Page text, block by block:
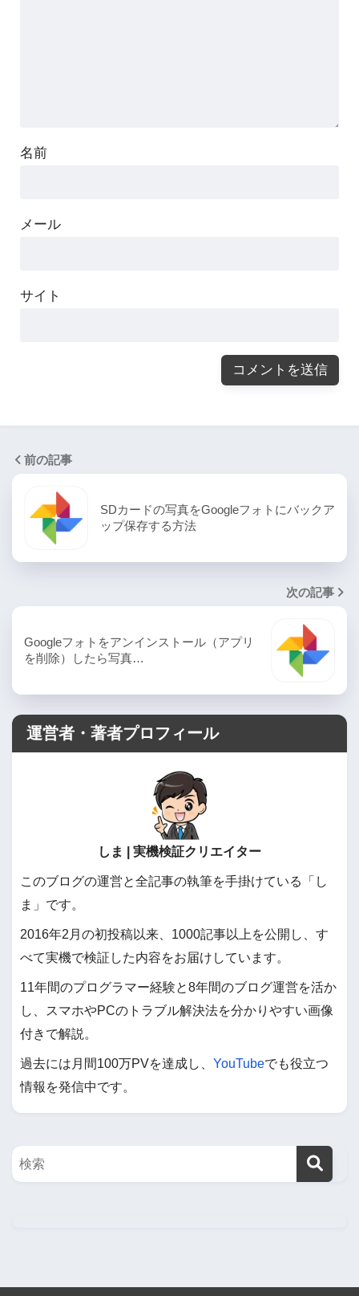
名前
メール
サイト
前の記事
SDカードの写真をGoogleフォトにバックア
ップ保存する方法
次の記事
Googleフォトをアンインストール（アプリ
を削除）したら写真…
運営者・著者プロフィール
しま | 実機検証クリエイター
このブログの運営と全記事の執筆を手掛けている「し
ま」です。
2016年2月の初投稿以来、1000記事以上を公開し、す
べて実機で検証した内容をお届けしています。
11年間のプログラマー経験と8年間のブログ運営を活か
し、スマホやPCのトラブル解決法を分かりやすい画像
付きで解説。
過去には月間100万PVを達成し、 YouTubeでも役立つ
情報を発信中です。